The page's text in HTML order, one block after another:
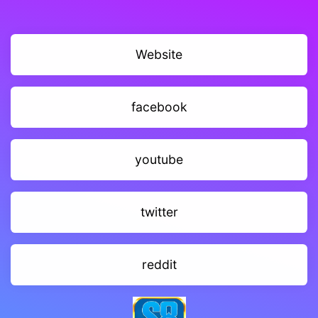
Website
facebook
youtube
twitter
reddit